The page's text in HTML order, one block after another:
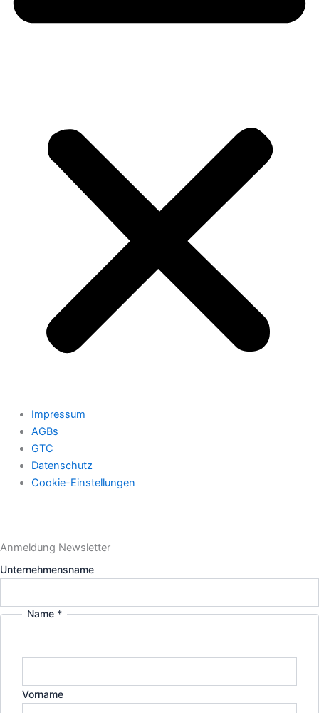
Impressum
AGBs
GTC
Datenschutz
Cookie-Einstellungen
Anmeldung Newsletter
Unternehmensname
Name *
Vorname